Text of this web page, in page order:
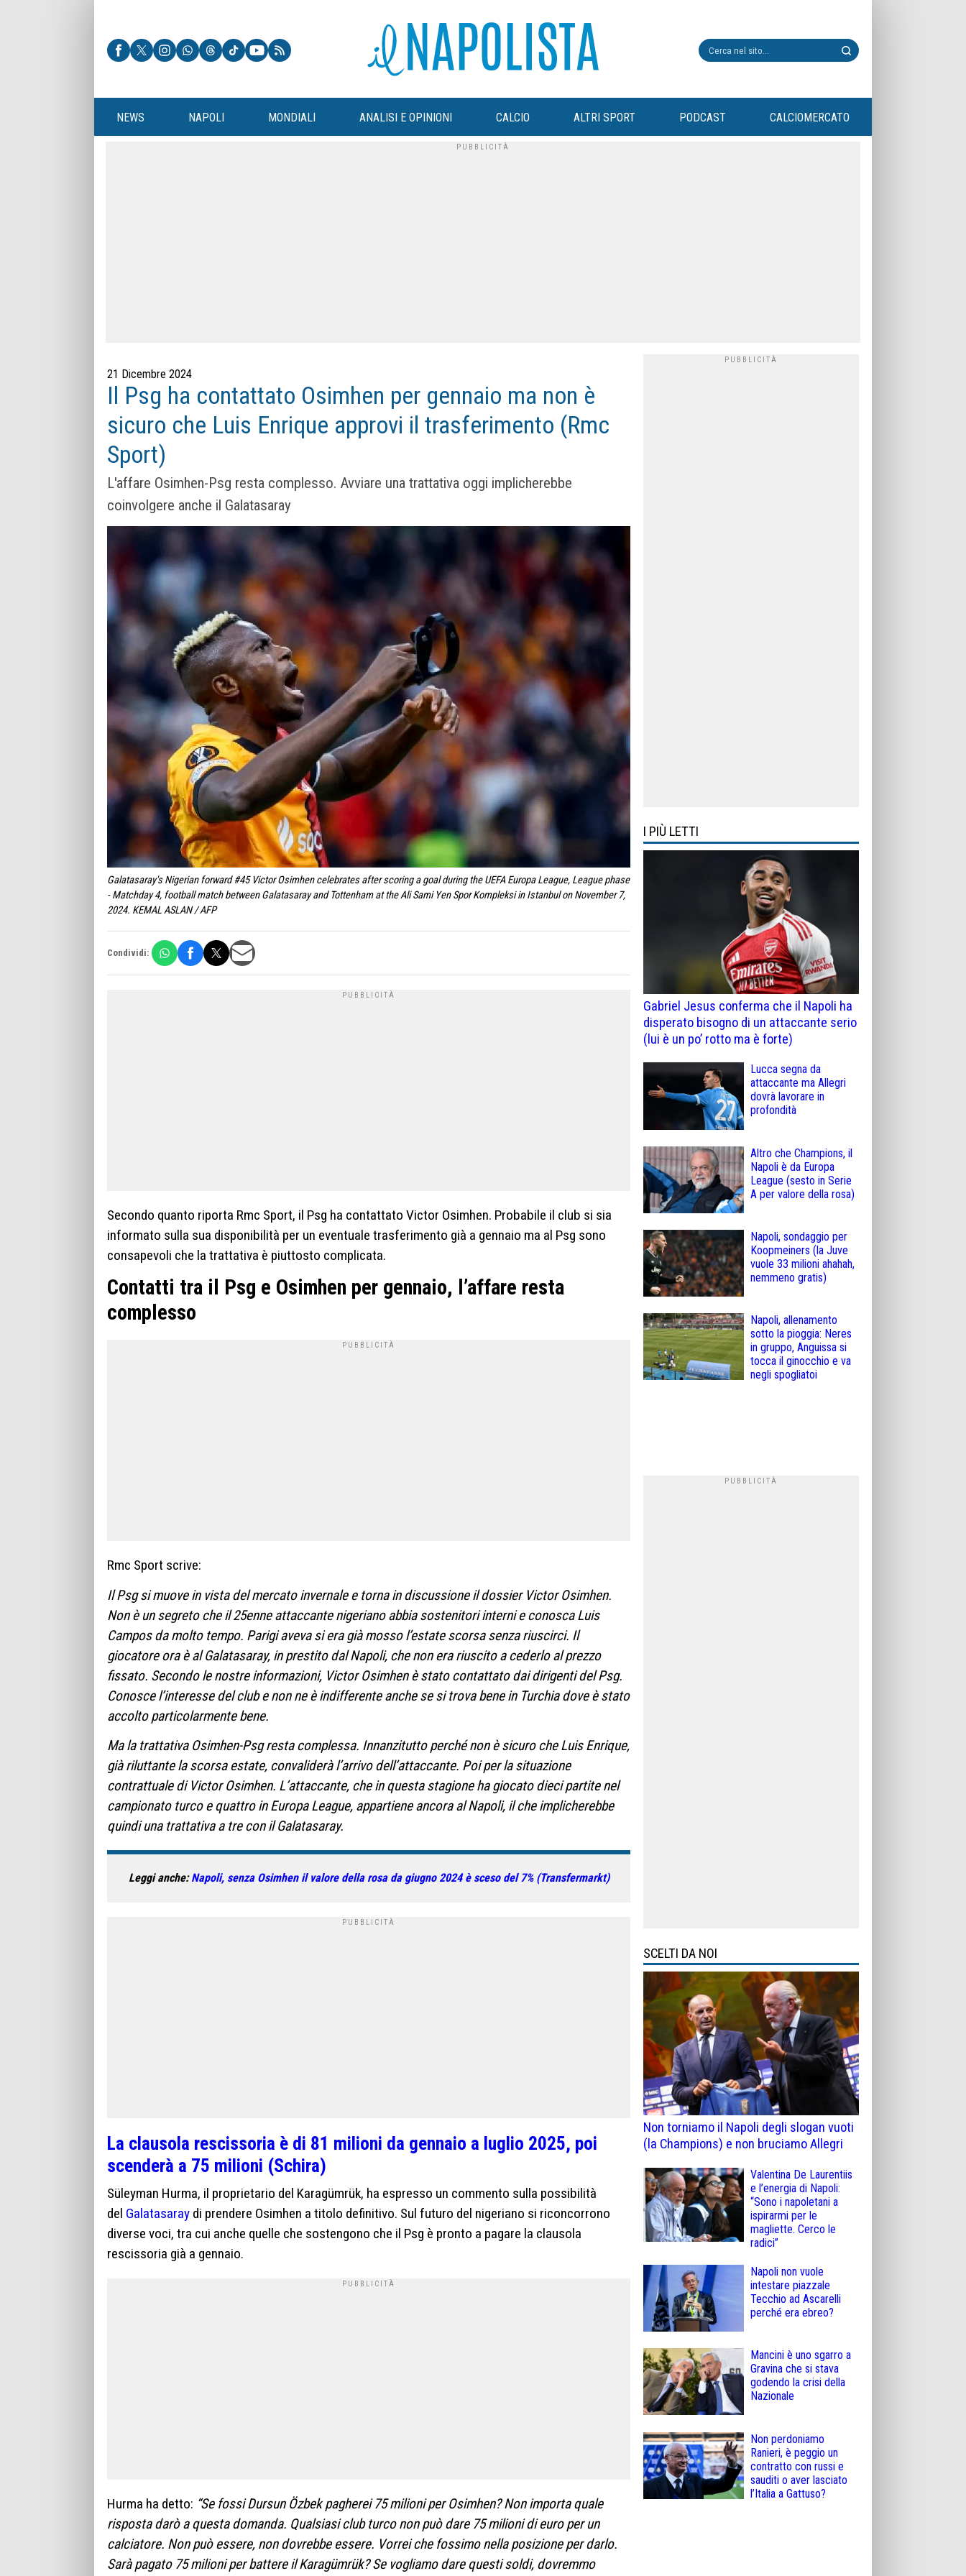
NEWS NAPOLI MONDIALI ANALISI E OPINIONI CALCIO ALTRI SPORT PODCAST CALCIOMERCATO
21 Dicembre 2024
Il Psg ha contattato Osimhen per gennaio ma non è
sicuro che Luis Enrique approvi il trasferimento (Rmc
Sport)
L'affare Osimhen-Psg resta complesso. Avviare una trattativa oggi implicherebbe
coinvolgere anche il Galatasaray
Galatasaray's Nigerian forward #45 Victor Osimhen celebrates after scoring a goal during the UEFA Europa League, League phase
- Matchday 4, football match between Galatasaray and Tottenham at the Ali Sami Yen Spor Kompleksi in Istanbul on November 7,
2024. KEMAL ASLAN / AFP
Condividi:
Secondo quanto riporta Rmc Sport, il Psg ha contattato Victor Osimhen. Probabile il club si sia
informato sulla sua disponibilità per un eventuale trasferimento già a gennaio ma al Psg sono
consapevoli che la trattativa è piuttosto complicata.
Contatti tra il Psg e Osimhen per gennaio, l’affare resta
complesso
Rmc Sport scrive:
Il Psg si muove in vista del mercato invernale e torna in discussione il dossier Victor Osimhen.
Non è un segreto che il 25enne attaccante nigeriano abbia sostenitori interni e conosca Luis
Campos da molto tempo. Parigi aveva si era già mosso l’estate scorsa senza riuscirci. Il
giocatore ora è al Galatasaray, in prestito dal Napoli, che non era riuscito a cederlo al prezzo
fissato. Secondo le nostre informazioni, Victor Osimhen è stato contattato dai dirigenti del Psg.
Conosce l’interesse del club e non ne è indifferente anche se si trova bene in Turchia dove è stato
accolto particolarmente bene.
Ma la trattativa Osimhen-Psg resta complessa. Innanzitutto perché non è sicuro che Luis Enrique,
già riluttante la scorsa estate, convaliderà l’arrivo dell’attaccante. Poi per la situazione
contrattuale di Victor Osimhen. L’attaccante, che in questa stagione ha giocato dieci partite nel
campionato turco e quattro in Europa League, appartiene ancora al Napoli, il che implicherebbe
quindi una trattativa a tre con il Galatasaray.
Leggi anche:Napoli, senza Osimhen il valore della rosa da giugno 2024 è sceso del 7% (Transfermarkt)
La clausola rescissoria è di 81 milioni da gennaio a luglio 2025, poi
scenderà a 75 milioni (Schira)
Süleyman Hurma, il proprietario del Karagümrük, ha espresso un commento sulla possibilità
del Galatasaray di prendere Osimhen a titolo definitivo. Sul futuro del nigeriano si riconcorrono
diverse voci, tra cui anche quelle che sostengono che il Psg è pronto a pagare la clausola
rescissoria già a gennaio.
Hurma ha detto: “Se fossi Dursun Özbek pagherei 75 milioni per Osimhen? Non importa quale
risposta darò a questa domanda. Qualsiasi club turco non può dare 75 milioni di euro per un
calciatore. Non può essere, non dovrebbe essere. Vorrei che fossimo nella posizione per darlo.
Sarà pagato 75 milioni per battere il Karagümrük? Se vogliamo dare questi soldi, dovremmo
I PIÙ LETTI
Gabriel Jesus conferma che il Napoli ha
disperato bisogno di un attaccante serio
(lui è un po’ rotto ma è forte)
Lucca segna da
attaccante ma Allegri
dovrà lavorare in
profondità
Altro che Champions, il
Napoli è da Europa
League (sesto in Serie
A per valore della rosa)
Napoli, sondaggio per
Koopmeiners (la Juve
vuole 33 milioni ahahah,
nemmeno gratis)
Napoli, allenamento
sotto la pioggia: Neres
in gruppo, Anguissa si
tocca il ginocchio e va
negli spogliatoi
SCELTI DA NOI
Non torniamo il Napoli degli slogan vuoti
(la Champions) e non bruciamo Allegri
Valentina De Laurentiis
e l’energia di Napoli:
“Sono i napoletani a
ispirarmi per le
magliette. Cerco le
radici”
Napoli non vuole
intestare piazzale
Tecchio ad Ascarelli
perché era ebreo?
Mancini è uno sgarro a
Gravina che si stava
godendo la crisi della
Nazionale
Non perdoniamo
Ranieri, è peggio un
contratto con russi e
sauditi o aver lasciato
l’Italia a Gattuso?